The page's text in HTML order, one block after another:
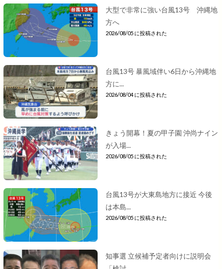
大型で非常に強い台風13号 沖縄地
方へ
2026/08/05 に投稿された
台風13号 暴風域伴い6日から沖縄地
方に...
2026/08/04 に投稿された
きょう開幕！夏の甲子園 沖尚ナイン
が入場...
2026/08/05 に投稿された
台風13号が大東島地方に接近 今後
は本島...
2026/08/05 に投稿された
知事選 立候補予定者向けに説明会